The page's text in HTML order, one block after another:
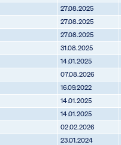
27.08.2025
27.08.2025
27.08.2025
31.08.2025
14.01.2025
07.08.2026
16.09.2022
14.01.2025
14.01.2025
02.02.2026
23.01.2024